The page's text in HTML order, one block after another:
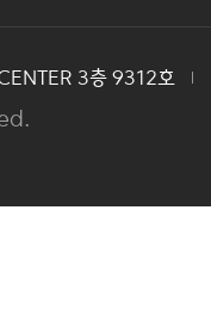
3층 9312호